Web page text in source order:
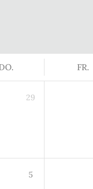
FR.
29
5